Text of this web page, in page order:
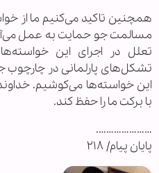
همچنین تاکید می‌کنیم ما از
مسالمت جو حمایت به عمل
تعلل در اجرای این
تشکل‌های پارلمانی در
این خواسته‌ها می‌کوشیم.
با برکت ما را حفظ کند.
………………….
پایان پیام/ ۲۱۸